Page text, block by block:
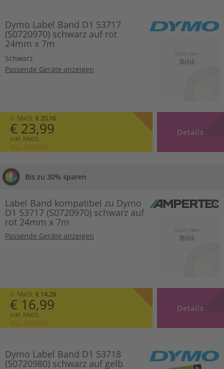
Dymo Label Band D1 53717
(S0720970) schwarz auf rot
24mm x 7m
Schwarz
Passende Geräte anzeigen
o. MwSt. € 20,16
€ 23,99
inkl. MwSt.
zzgl. Versand
Details
Bis zu 30% sparen
Label Band kompatibel zu Dymo
D1 53717 (S0720970) schwarz auf
rot 24mm x 7m
Passende Geräte anzeigen
o. MwSt. € 14,28
€ 16,99
inkl. MwSt.
zzgl. Versand
Details
Dymo Label Band D1 53718
(S0720980) schwarz auf gelb